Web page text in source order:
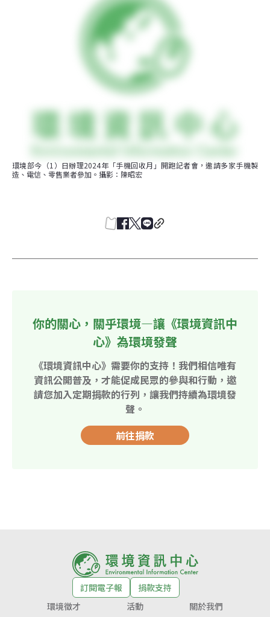
環境部今（1）日辦理2024年「手機回收月」開跑記者會，邀請多家手機製
造、電信、零售業者參加。攝影：陳昭宏
你的關心，關乎環境—讓《環境資訊中
心》為環境發聲
《環境資訊中心》需要你的支持！我們相信唯有
資訊公開普及，才能促成民眾的參與和行動，邀
請您加入定期捐款的行列，讓我們持續為環境發
聲。
前往捐款
訂閱電子報
捐款支持
環境徵才
活動 關於我們